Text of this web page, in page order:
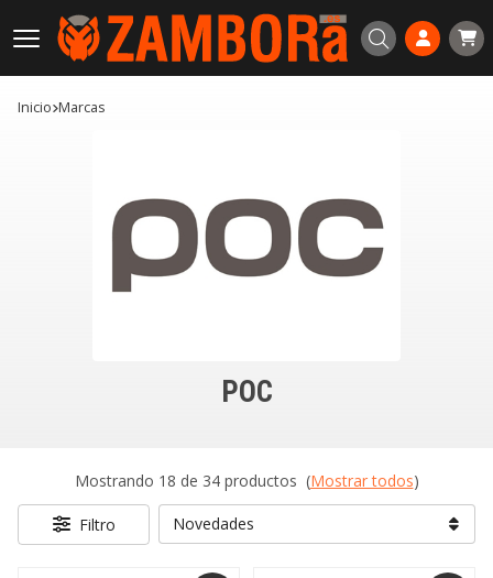
Buscar
Inicio marcas
POC
Mostrando 18 de 34 productos (Mostrar todos)
Filtro